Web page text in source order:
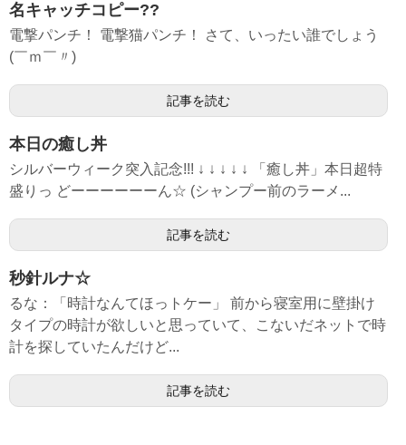
名キャッチコピー??
電撃パンチ！ 電撃猫パンチ！ さて、いったい誰でしょう
(￣ｍ￣〃)
記事を読む
本日の癒し丼
シルバーウィーク突入記念!!! ↓ ↓ ↓ ↓ ↓ 「癒し丼」本日超特
盛りっ どーーーーーーん☆ (シャンプー前のラーメ...
記事を読む
秒針ルナ☆
るな：「時計なんてほっトケー」 前から寝室用に壁掛け
タイプの時計が欲しいと思っていて、こないだネットで時
計を探していたんだけど...
記事を読む